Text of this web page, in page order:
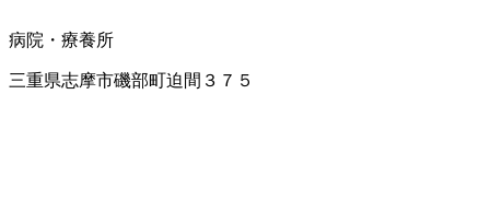
病院・療養所
三重県志摩市磯部町迫間３７５